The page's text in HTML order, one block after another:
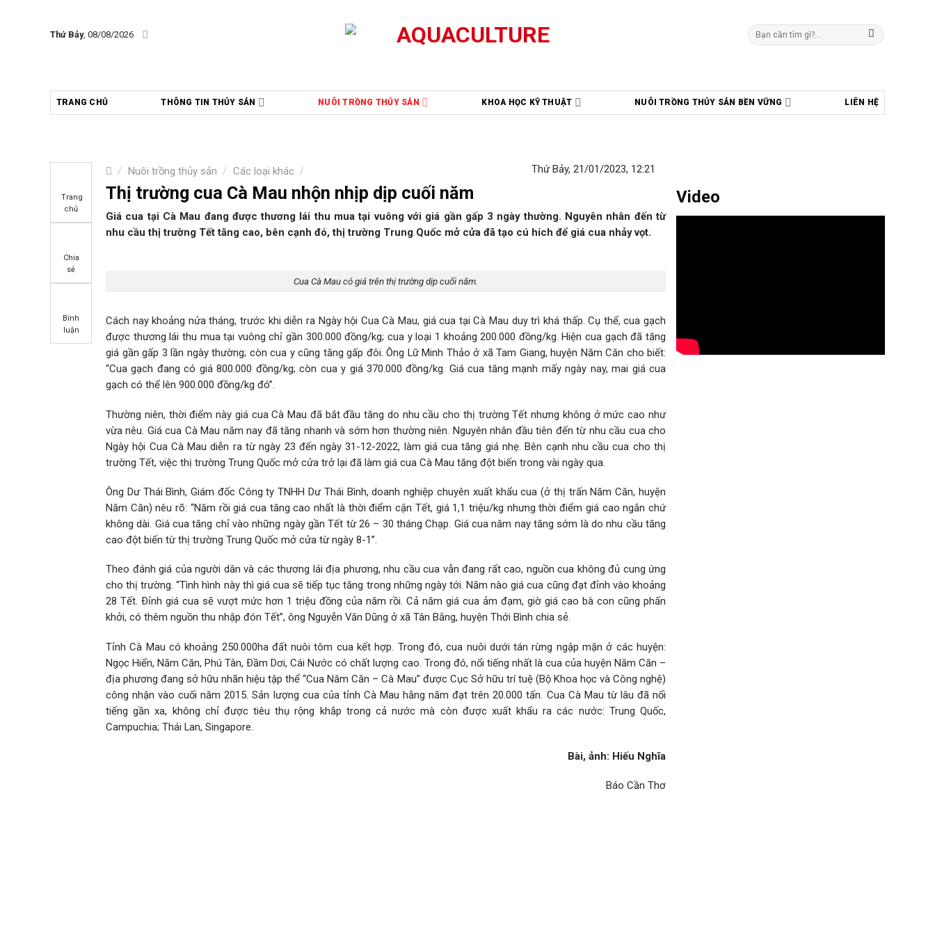
Thứ Bảy, 08/08/2026
Tìm
kiếm:
TRANG CHỦ THÔNG TIN THỦY SẢN NUÔI TRỒNG THỦY SẢN KHOA HỌC KỸ THUẬT NUÔI TRỒNG THỦY SẢN BỀN VỮNG LIÊN HỆ
/ Nuôi trồng thủy sản / Các loại khác /
Trang
chủ
Chia
sẻ
Bình
luận
Thứ Bảy, 21/01/2023, 12:21
Thị trường cua Cà Mau nhộn nhịp dịp cuối năm
Giá cua tại Cà Mau đang được thương lái thu mua tại vuông với giá gần gấp 3 ngày thường. Nguyên nhân đến từ
nhu cầu thị trường Tết tăng cao, bên cạnh đó, thị trường Trung Quốc mở cửa đã tạo cú hích để giá cua nhảy vọt.
Cua Cà Mau có giá trên thị trường dịp cuối năm.
Cách nay khoảng nửa tháng, trước khi diễn ra Ngày hội Cua Cà Mau, giá cua tại Cà Mau duy trì khá thấp. Cụ thể, cua gạch
được thương lái thu mua tại vuông chỉ gần 300.000 đồng/kg; cua y loại 1 khoảng 200.000 đồng/kg. Hiện cua gạch đã tăng
giá gần gấp 3 lần ngày thường; còn cua y cũng tăng gấp đôi. Ông Lữ Minh Thảo ở xã Tam Giang, huyện Năm Căn cho biết:
“Cua gạch đang có giá 800.000 đồng/kg; còn cua y giá 370.000 đồng/kg. Giá cua tăng mạnh mấy ngày nay, mai giá cua
gạch có thể lên 900.000 đồng/kg đó”.
Thường niên, thời điểm này giá cua Cà Mau đã bắt đầu tăng do nhu cầu cho thị trường Tết nhưng không ở mức cao như
vừa nêu. Giá cua Cà Mau năm nay đã tăng nhanh và sớm hơn thường niên. Nguyên nhân đầu tiên đến từ nhu cầu cua cho
Ngày hội Cua Cà Mau diễn ra từ ngày 23 đến ngày 31-12-2022, làm giá cua tăng giá nhẹ. Bên cạnh nhu cầu cua cho thị
trường Tết, việc thị trường Trung Quốc mở cửa trở lại đã làm giá cua Cà Mau tăng đột biến trong vài ngày qua.
Ông Dư Thái Bình, Giám đốc Công ty TNHH Dư Thái Bình, doanh nghiệp chuyên xuất khẩu cua (ở thị trấn Năm Căn, huyện
Năm Căn) nêu rõ: “Năm rồi giá cua tăng cao nhất là thời điểm cận Tết, giá 1,1 triệu/kg nhưng thời điểm giá cao ngắn chứ
không dài. Giá cua tăng chỉ vào những ngày gần Tết từ 26 – 30 tháng Chạp. Giá cua năm nay tăng sớm là do nhu cầu tăng
cao đột biến từ thị trường Trung Quốc mở cửa từ ngày 8-1”.
Theo đánh giá của người dân và các thương lái địa phương, nhu cầu cua vẫn đang rất cao, nguồn cua không đủ cung ứng
cho thị trường. “Tình hình này thì giá cua sẽ tiếp tục tăng trong những ngày tới. Năm nào giá cua cũng đạt đỉnh vào khoảng
28 Tết. Ðỉnh giá cua sẽ vượt mức hơn 1 triệu đồng của năm rồi. Cả năm giá cua ảm đạm, giờ giá cao bà con cũng phấn
khởi, có thêm nguồn thu nhập đón Tết”, ông Nguyễn Văn Dũng ở xã Tân Bằng, huyện Thới Bình chia sẻ.
Tỉnh Cà Mau có khoảng 250.000ha đất nuôi tôm cua kết hợp. Trong đó, cua nuôi dưới tán rừng ngập mặn ở các huyện:
Ngọc Hiển, Năm Căn, Phú Tân, Ðầm Dơi, Cái Nước có chất lượng cao. Trong đó, nổi tiếng nhất là cua của huyện Năm Căn –
địa phương đang sở hữu nhãn hiệu tập thể “Cua Năm Căn – Cà Mau” được Cục Sở hữu trí tuệ (Bộ Khoa học và Công nghệ)
công nhận vào cuối năm 2015. Sản lượng cua của tỉnh Cà Mau hằng năm đạt trên 20.000 tấn. Cua Cà Mau từ lâu đã nổi
tiếng gần xa, không chỉ được tiêu thụ rộng khắp trong cả nước mà còn được xuất khẩu ra các nước: Trung Quốc,
Campuchia; Thái Lan, Singapore.
Bài, ảnh: Hiếu Nghĩa
Báo Cần Thơ
Video